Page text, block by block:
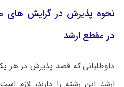
نحوه پذیرش در گرایش های
در مقطع ارشد
داوطلبانی که قصد پذیرش در هر
ارشد این رشته را دارند، لازم